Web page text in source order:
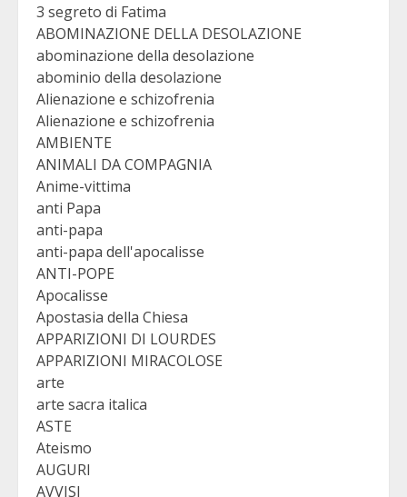
3 segreto di Fatima
ABOMINAZIONE DELLA DESOLAZIONE
abominazione della desolazione
abominio della desolazione
Alienazione e schizofrenia
Alienazione e schizofrenia
AMBIENTE
ANIMALI DA COMPAGNIA
Anime-vittima
anti Papa
anti-papa
anti-papa dell'apocalisse
ANTI-POPE
Apocalisse
Apostasia della Chiesa
APPARIZIONI DI LOURDES
APPARIZIONI MIRACOLOSE
arte
arte sacra italica
ASTE
Ateismo
AUGURI
AVVISI